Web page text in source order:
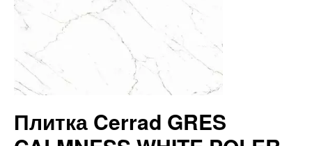
Плитка Cerrad GRES